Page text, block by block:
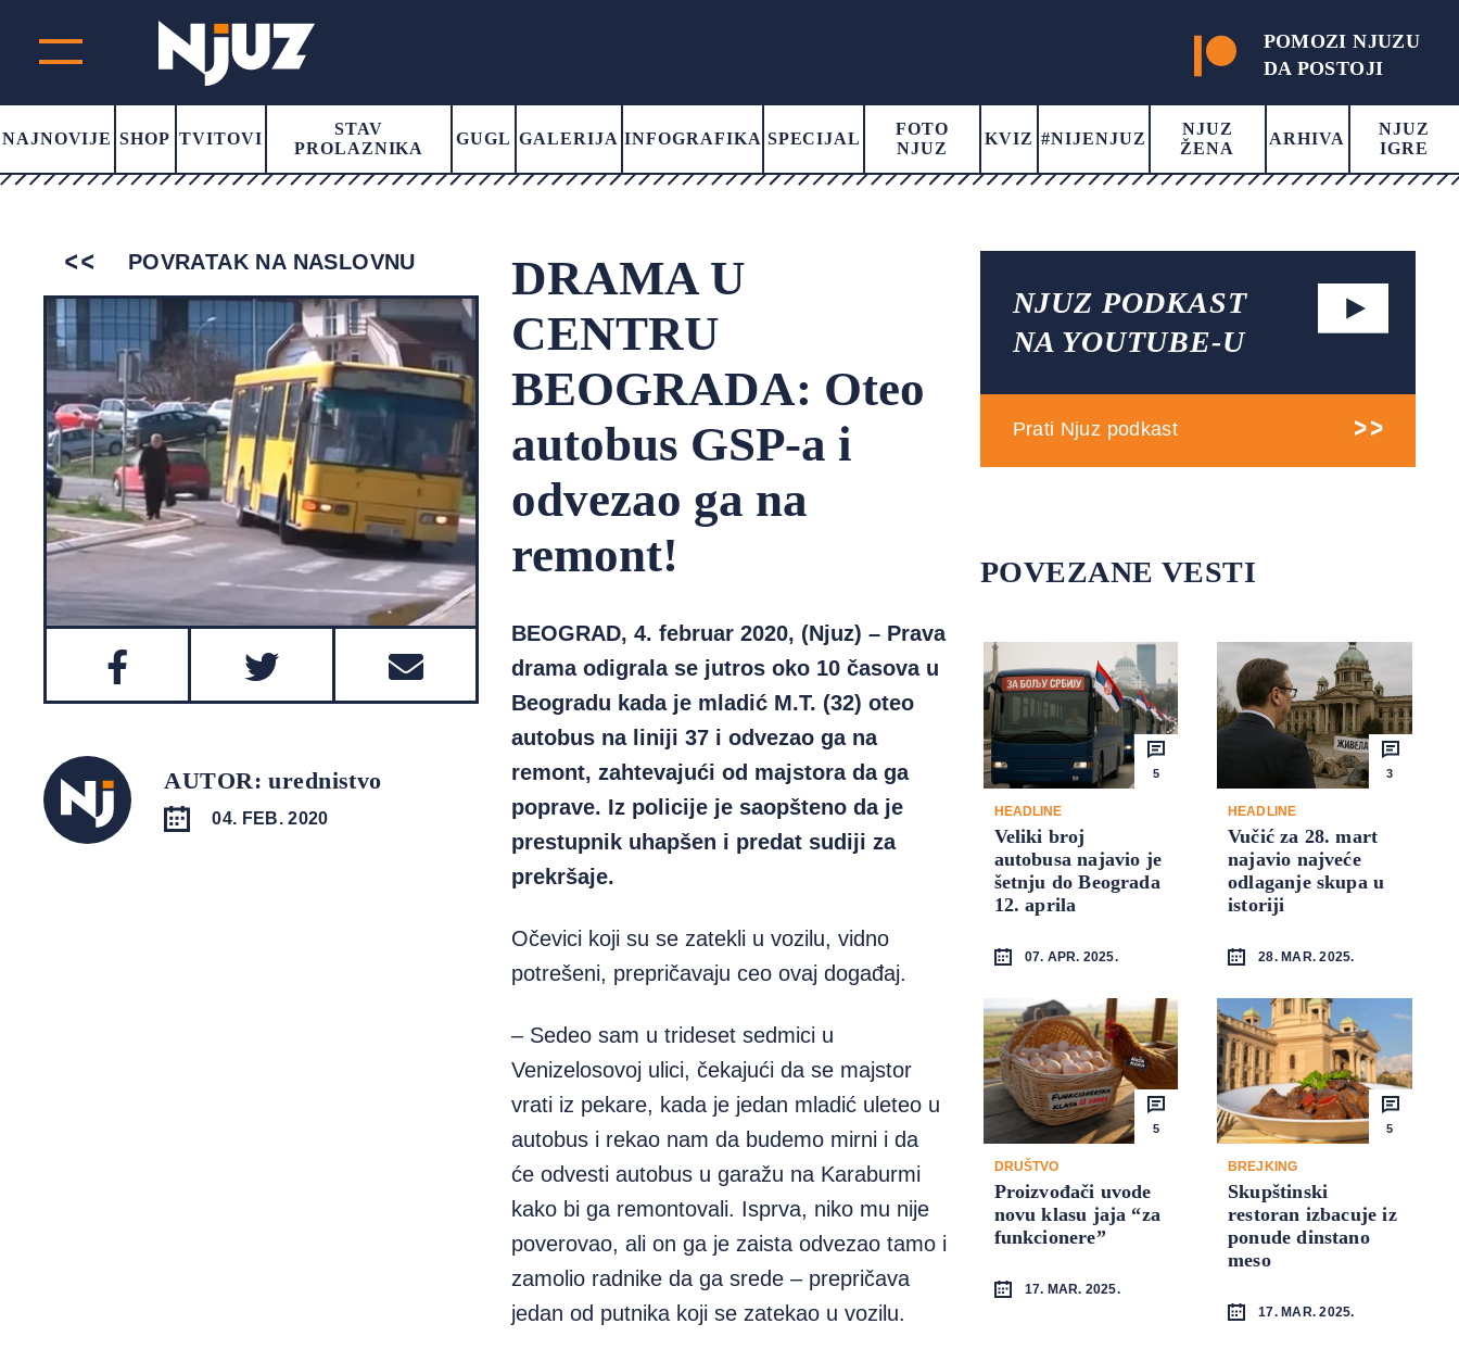
POMOZI NJUZU
DA POSTOJI
NAJNOVIJE SHOP TVITOVI
STAV
PROLAZNIKA
GUGL GALERIJA INFOGRAFIKA SPECIJAL
FOTO
NJUZ
KVIZ #NIJENJUZ
NJUZ
ŽENA
ARHIVA
NJUZ
IGRE
POVRATAK NA NASLOVNU
AUTOR: urednistvo
04. FEB. 2020
DRAMA U
CENTRU
BEOGRADA: Oteo
autobus GSP-a i
odvezao ga na
remont!
BEOGRAD, 4. februar 2020, (Njuz) – Prava
drama odigrala se jutros oko 10 časova u
Beogradu kada je mladić M.T. (32) oteo
autobus na liniji 37 i odvezao ga na
remont, zahtevajući od majstora da ga
poprave. Iz policije je saopšteno da je
prestupnik uhapšen i predat sudiji za
prekršaje.
Očevici koji su se zatekli u vozilu, vidno
potrešeni, prepričavaju ceo ovaj događaj.
– Sedeo sam u trideset sedmici u
Venizelosovoj ulici, čekajući da se majstor
vrati iz pekare, kada je jedan mladić uleteo u
autobus i rekao nam da budemo mirni i da
će odvesti autobus u garažu na Karaburmi
kako bi ga remontovali. Isprva, niko mu nije
poverovao, ali on ga je zaista odvezao tamo i
zamolio radnike da ga srede – prepričava
jedan od putnika koji se zatekao u vozilu.
NJUZ PODKAST
NA YOUTUBE-U
Prati Njuz podkast
POVEZANE VESTI
5
HEADLINE
Veliki broj
autobusa najavio je
šetnju do Beograda
12. aprila
07. APR. 2025.
3
HEADLINE
Vučić za 28. mart
najavio najveće
odlaganje skupa u
istoriji
28. MAR. 2025.
5
DRUŠTVO
Proizvođači uvode
novu klasu jaja “za
funkcionere”
17. MAR. 2025.
5
BREJKING
Skupštinski
restoran izbacuje iz
ponude dinstano
meso
17. MAR. 2025.